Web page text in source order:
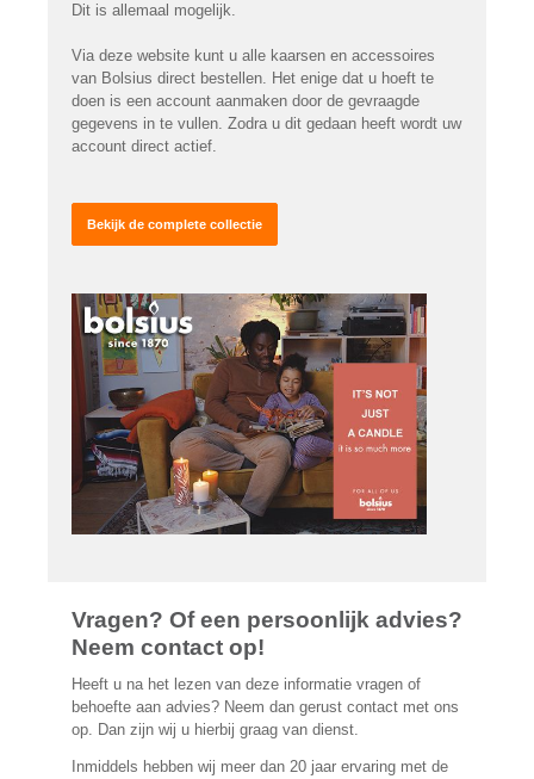
Dit is allemaal mogelijk.
Via deze website kunt u alle kaarsen en accessoires
van Bolsius direct bestellen. Het enige dat u hoeft te
doen is een account aanmaken door de gevraagde
gegevens in te vullen. Zodra u dit gedaan heeft wordt uw
account direct actief.
Bekijk de complete collectie
Vragen? Of een persoonlijk advies?
Neem contact op!
Heeft u na het lezen van deze informatie vragen of
behoefte aan advies? Neem dan gerust contact met ons
op. Dan zijn wij u hierbij graag van dienst.
Inmiddels hebben wij meer dan 20 jaar ervaring met de